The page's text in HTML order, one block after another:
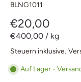
BLNG1011
€20,00
€400,00 / kg
Steuern inklusive.
Auf Lager -